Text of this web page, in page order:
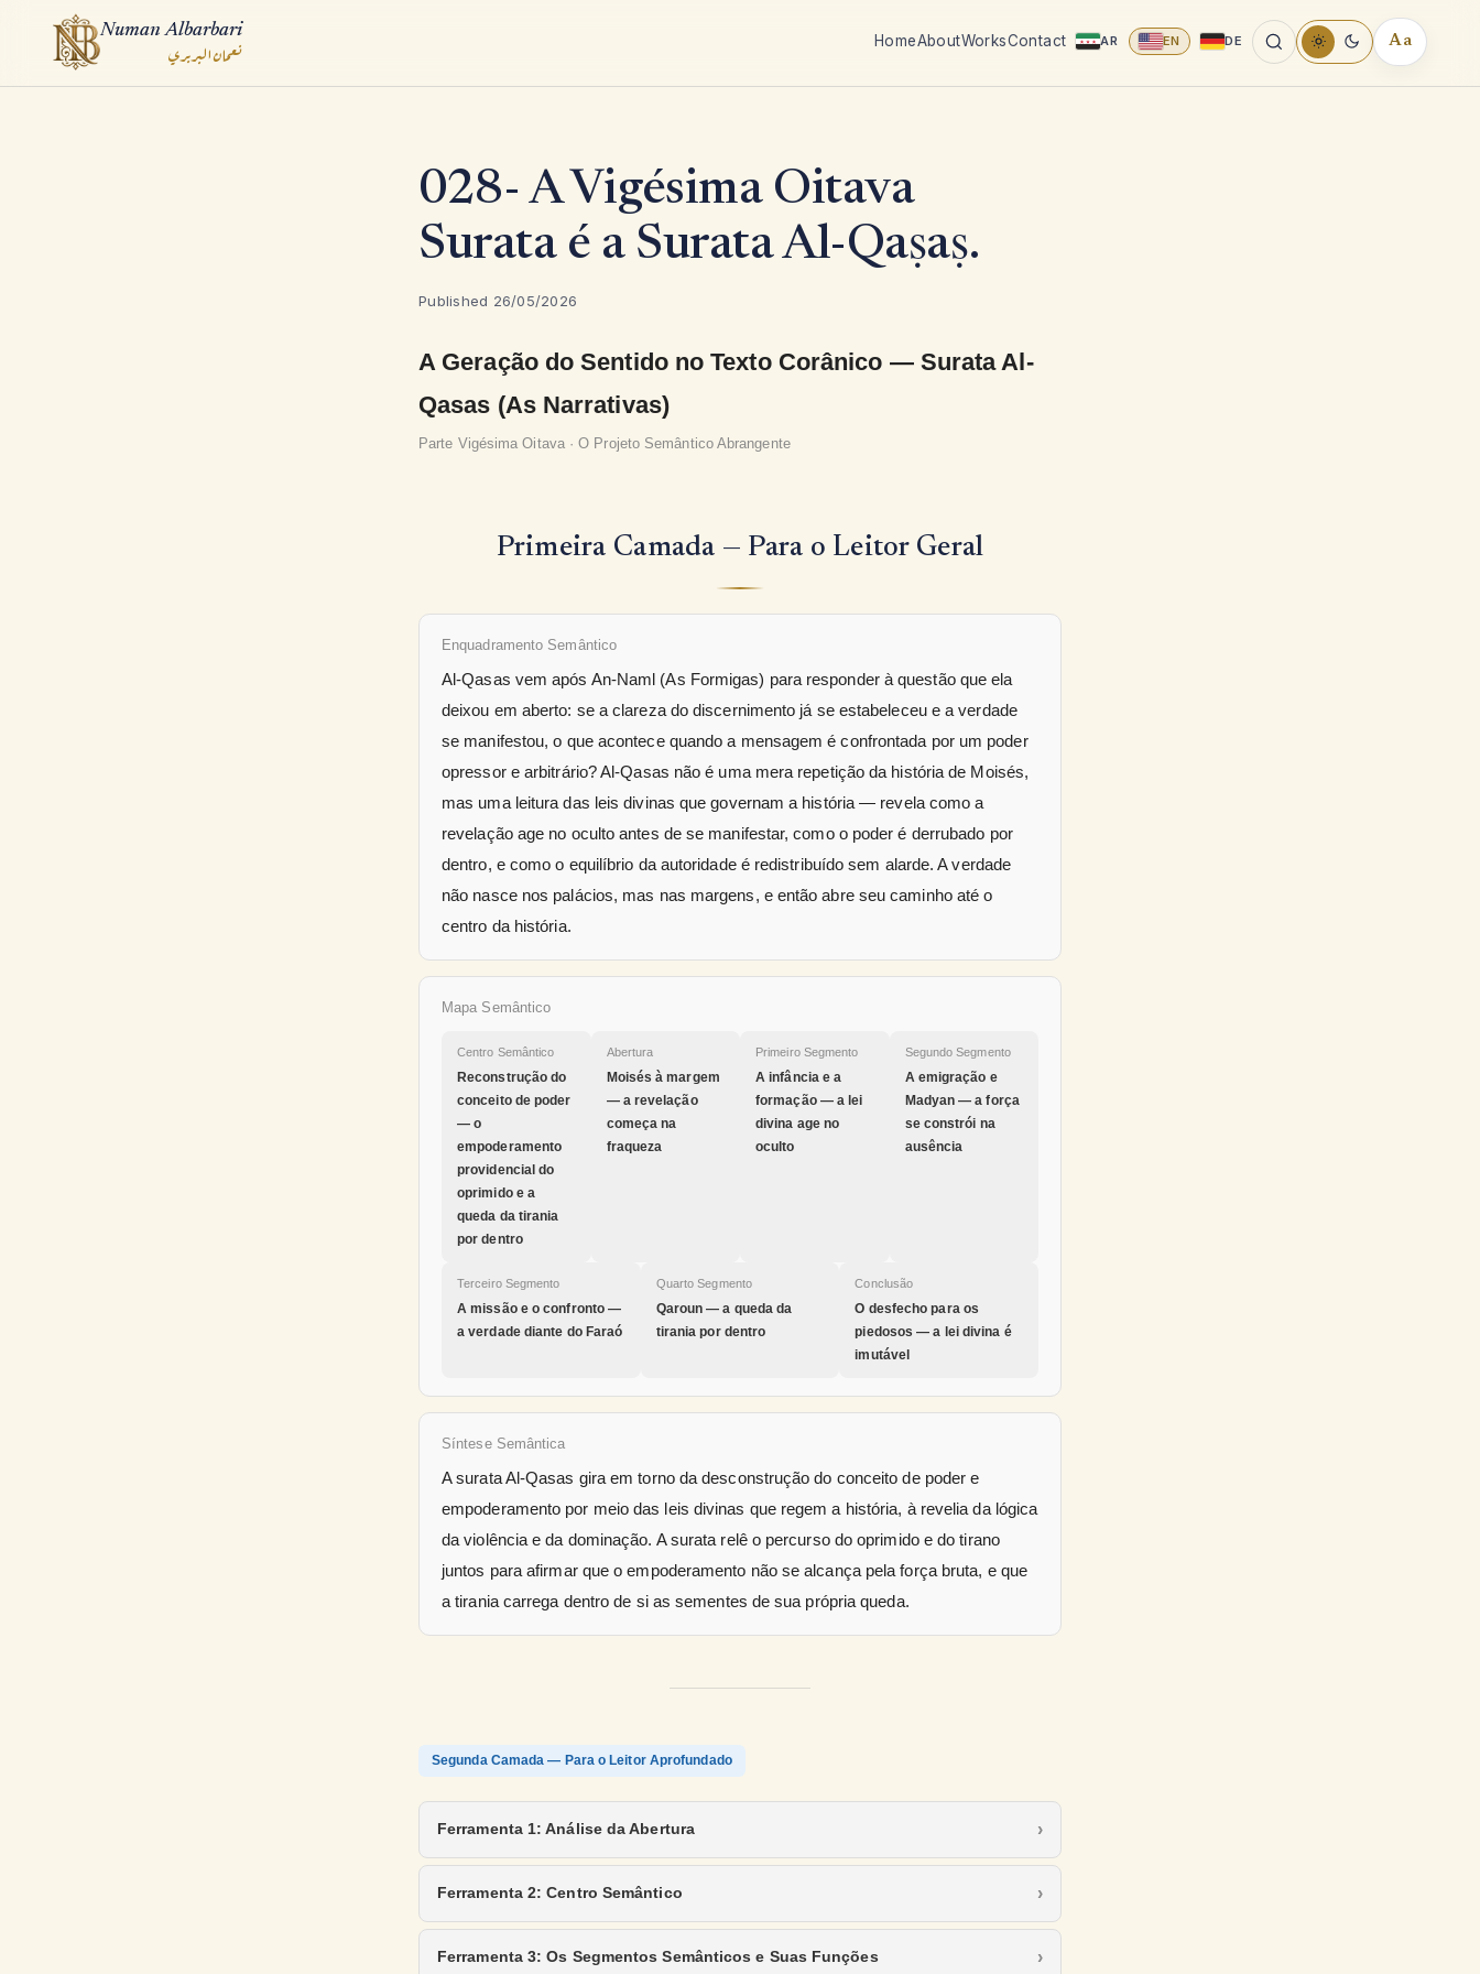
Numan Albarbari
نعمان البربري HomeAboutWorksContact AR EN DE AaREADING
TOOLS
028- A Vigésima Oitava
Surata é a Surata Al-Qaṣaṣ.
Published 26/05/2026
A Geração do Sentido no Texto Corânico — Surata Al-
Qasas (As Narrativas)
Parte Vigésima Oitava · O Projeto Semântico Abrangente
Primeira Camada — Para o Leitor Geral
Enquadramento Semântico
Al-Qasas vem após An-Naml (As Formigas) para responder à questão que ela
deixou em aberto: se a clareza do discernimento já se estabeleceu e a verdade
se manifestou, o que acontece quando a mensagem é confrontada por um poder
opressor e arbitrário? Al-Qasas não é uma mera repetição da história de Moisés,
mas uma leitura das leis divinas que governam a história — revela como a
revelação age no oculto antes de se manifestar, como o poder é derrubado por
dentro, e como o equilíbrio da autoridade é redistribuído sem alarde. A verdade
não nasce nos palácios, mas nas margens, e então abre seu caminho até o
centro da história.
Mapa Semântico
Centro Semântico
Reconstrução do
conceito de poder
— o
empoderamento
providencial do
oprimido e a
queda da tirania
por dentro
Abertura
Moisés à margem
— a revelação
começa na
fraqueza
Primeiro Segmento
A infância e a
formação — a lei
divina age no
oculto
Segundo Segmento
A emigração e
Madyan — a força
se constrói na
ausência
Terceiro Segmento
A missão e o confronto —
a verdade diante do Faraó
Quarto Segmento
Qaroun — a queda da
tirania por dentro
Conclusão
O desfecho para os
piedosos — a lei divina é
imutável
Síntese Semântica
A surata Al-Qasas gira em torno da desconstrução do conceito de poder e
empoderamento por meio das leis divinas que regem a história, à revelia da lógica
da violência e da dominação. A surata relê o percurso do oprimido e do tirano
juntos para afirmar que o empoderamento não se alcança pela força bruta, e que
a tirania carrega dentro de si as sementes de sua própria queda.
Segunda Camada — Para o Leitor Aprofundado
Ferramenta 1: Análise da Abertura
Ferramenta 2: Centro Semântico
Ferramenta 3: Os Segmentos Semânticos e Suas Funções